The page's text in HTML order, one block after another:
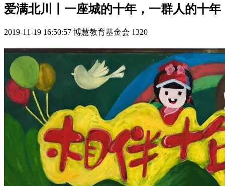
爱满北川丨一座城的十年，一群人的十年
2019-11-19 16:50:57 博慧教育基金会 1320